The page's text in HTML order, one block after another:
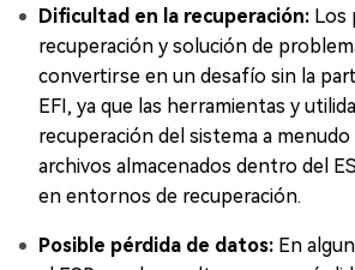
Dificultad en la recuperación: Los
recuperación y solución de
convertirse en un desafío sin la
EFI, ya que las herramientas y
recuperación del sistema a
archivos almacenados dentro del
en entornos de recuperación.
Posible pérdida de datos: En